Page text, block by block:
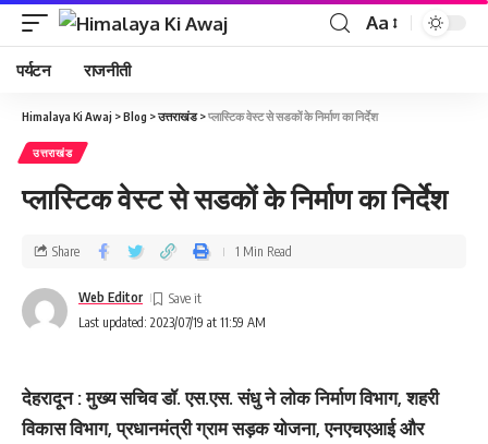
Aa
पर्यटन राजनीती
Himalaya Ki Awaj >Blog >उत्तराखंड>प्‍लास्टिक वेस्‍ट से सडकों के निर्माण का निर्देश
उत्तराखंड
प्‍लास्टिक वेस्‍ट से सडकों के निर्माण का निर्देश
Last updated: 2023/07/19 at 11:59 AM
Web Editor
Share 1 Min Read
देहरादून : मुख्य सचिव डॉ. एस.एस. संधु ने लोक निर्माण विभाग, शहरी
विकास विभाग, प्रधानमंत्री ग्राम सड़क योजना, एनएचएआई और